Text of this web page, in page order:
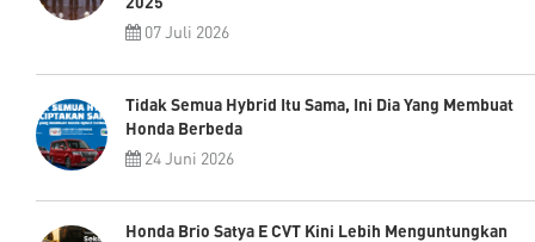
07 Juli 2026
Tidak Semua Hybrid Itu Sama, Ini Dia Yang Membuat
Honda Berbeda
24 Juni 2026
Honda Brio Satya E CVT Kini Lebih Menguntungkan